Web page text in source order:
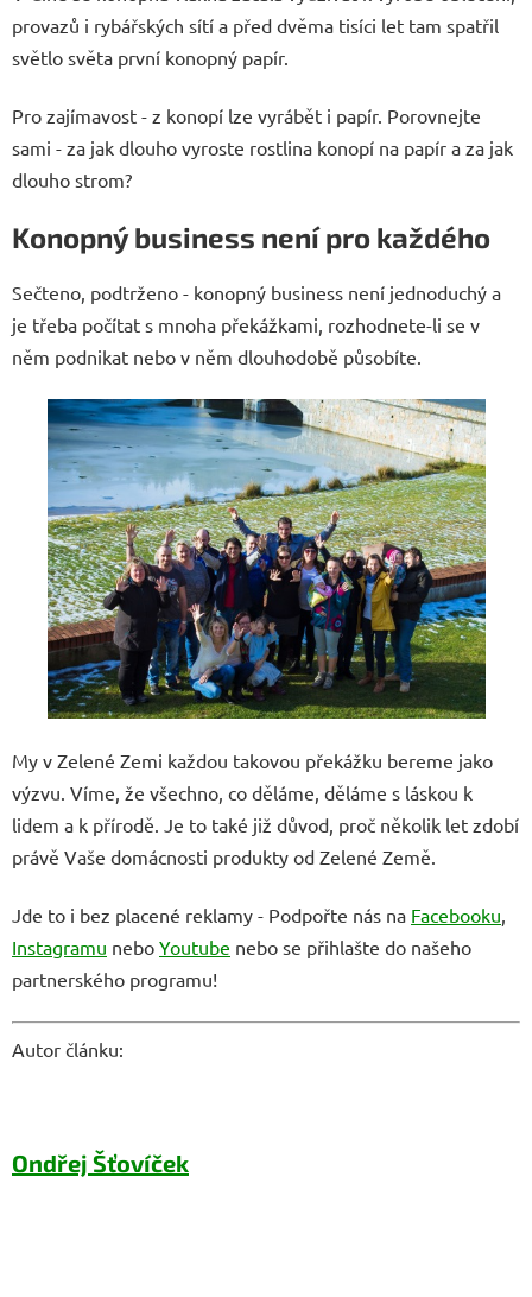
provazů i rybářských sítí a před dvěma tisíci let tam spatřil
světlo světa první konopný papír.
Pro zajímavost - z konopí lze vyrábět i papír. Porovnejte
sami - za jak dlouho vyroste rostlina konopí na papír a za jak
dlouho strom?
Konopný business není pro každého
Sečteno, podtrženo - konopný business není jednoduchý a
je třeba počítat s mnoha překážkami, rozhodnete-li se v
něm podnikat nebo v něm dlouhodobě působíte.
My v Zelené Zemi každou takovou překážku bereme jako
výzvu. Víme, že všechno, co děláme, děláme s láskou k
lidem a k přírodě. Je to také již důvod, proč několik let zdobí
právě Vaše domácnosti produkty od Zelené Země.
Jde to i bez placené reklamy - Podpořte nás na Facebooku,
Instagramu nebo Youtube nebo se přihlašte do našeho
partnerského programu!
Autor článku:
Ondřej Šťovíček